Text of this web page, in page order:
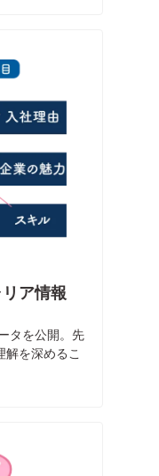
ア情報
タを公開。先
を深めるこ